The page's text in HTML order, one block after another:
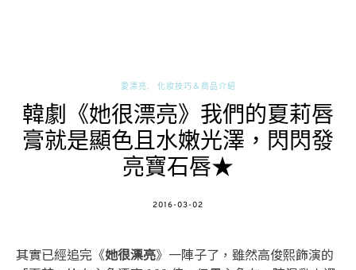
愛漂亮 化妝技巧＆商品介紹
韓劇《她很漂亮》我們的夏莉唇
膏就是顯色且水嫩光澤，閃閃發
亮寶石唇★
POSTED
2016-03-02
其實已經追完《她很漂亮》一陣子了，雖然高俊熙飾演的